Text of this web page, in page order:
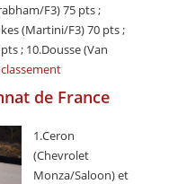
F3) 75 pts ;
(Martini/F3) 70 pts ;
; 10.Dousse (Van
de France
1.Ceron
(Chevrolet
Monza/Saloon) et